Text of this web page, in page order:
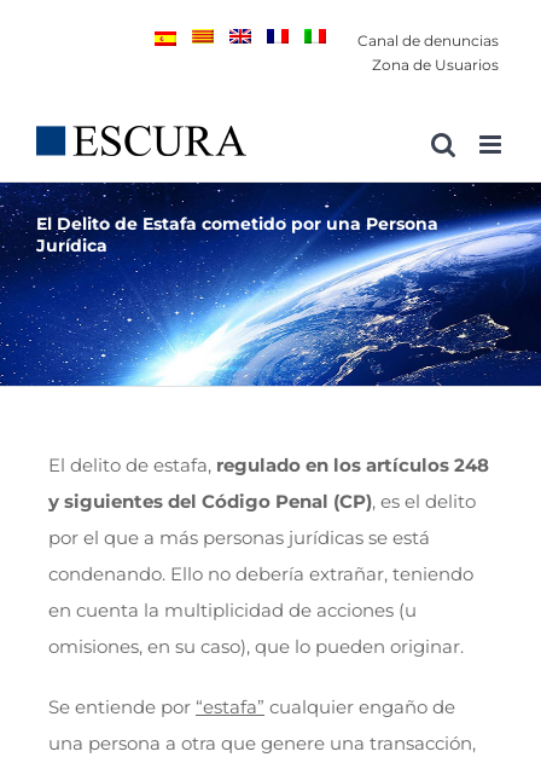
Canal de denuncias
Zona de Usuarios
El Delito de Estafa cometido por una Persona
Jurídica
El delito de estafa, regulado en los artículos 248
y siguientes del Código Penal (CP), es el delito
por el que a más personas jurídicas se está
condenando. Ello no debería extrañar, teniendo
en cuenta la multiplicidad de acciones (u
omisiones, en su caso), que lo pueden originar.
Se entiende por “estafa” cualquier engaño de
una persona a otra que genere una transacción,